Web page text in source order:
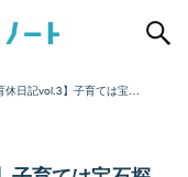
休日記vol.3】子育ては宝石